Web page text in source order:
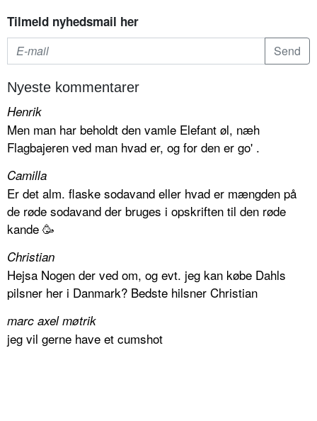
Tilmeld nyhedsmail her
Nyeste kommentarer
Henrik
Men man har beholdt den vamle Elefant øl, næh
Flagbajeren ved man hvad er, og for den er go' .
Camilla
Er det alm. flaske sodavand eller hvad er mængden på
de røde sodavand der bruges i opskriften til den røde
kande 🥳
Christian
Hejsa Nogen der ved om, og evt. jeg kan købe Dahls
pilsner her i Danmark? Bedste hilsner Christian
marc axel møtrik
jeg vil gerne have et cumshot